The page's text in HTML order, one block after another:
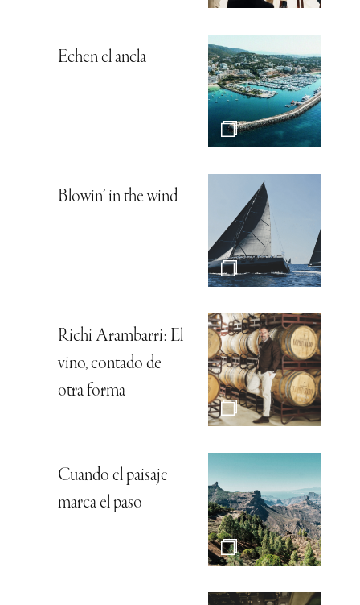
Echen el ancla
Blowin’ in the wind
Richi Arambarri: El
vino, contado de
otra forma
Cuando el paisaje
marca el paso